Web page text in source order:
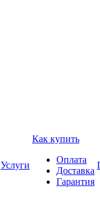
Услуги
Как купить
Оплата
Доставка
Гарантия